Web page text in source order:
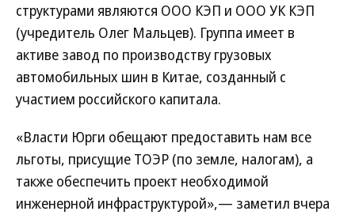
структурами являются ООО КЭП и ООО УК КЭП
(учредитель Олег Мальцев). Группа имеет в
активе завод по производству грузовых
автомобильных шин в Китае, созданный с
участием российского капитала.
«Власти Юрги обещают предоставить нам все
льготы, присущие ТОЭР (по земле, налогам), а
также обеспечить проект необходимой
инженерной инфраструктурой»,— заметил вчера